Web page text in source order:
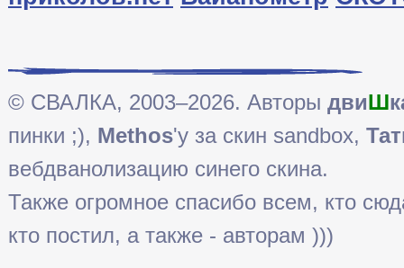
© СВАЛКА, 2003–2026. Авторы двиШ
пинки ;), Methos'у за скин sandbox,
вебдванолизацию синего скина.
Также огромное спасибо всем, кто
кто постил, а также - авторам )))